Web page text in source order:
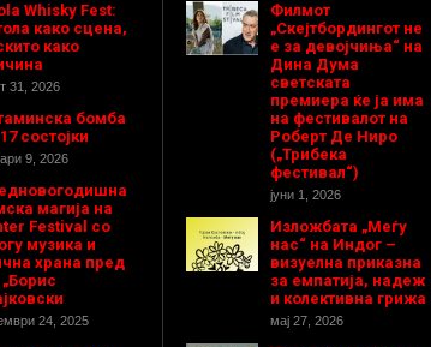
Whisky Fest:
како сцена,
како
31, 2026
бомба
состојки
9, 2026
магија на
Festival со
музика и
храна пред
24, 2025
Филмот
„Скејтбордингот не
е за девојчиња“ на
Дина Дума
светската
премиера ќе ја има
на фестивалот на
Роберт Де Ниро
(„Трибека
фестивал“)
јуни 1, 2026
Изложбата „Меѓу
нас“ на Индог –
визуелна приказна
за емпатија, надеж
и колективна грижа
мај 27, 2026